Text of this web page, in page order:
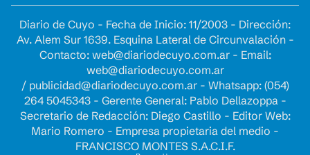
Diario de Cuyo - Fecha de Inicio: 11/2003 - Dirección:
Av. Alem Sur 1639. Esquina Lateral de Circunvalación -
Contacto: web@diariodecuyo.com.ar- Email:
web@diariodecuyo.com.ar
/ publicidad@diariodecuyo.com.ar- Whatsapp: (054)
264 5045343 - Gerente General: Pablo Dellazoppa -
Secretario de Redacción: Diego Castillo - Editor Web:
Mario Romero - Empresa propietaria del medio -
FRANCISCO MONTES S.A.C.I.F.